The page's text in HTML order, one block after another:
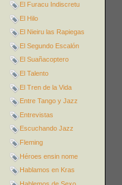
El Furacu Indiscretu
El Hilo
El Nieiru las Rapiegas
El Segundo Escalón
El Suañacoptero
El Talento
El Tren de la Vida
Entre Tango y Jazz
Entrevistas
Escuchando Jazz
Fleming
Héroes ensin nome
Hablamos en Kras